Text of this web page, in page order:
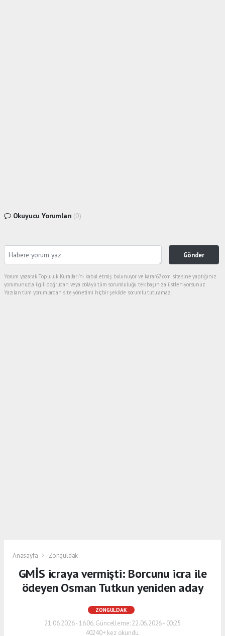
Okuyucu Yorumları (0)
Gönder
Yorum yazarak Topluluk Kuralları’nı kabul etmiş bulunuyor ve karar67.com sitesine yaptığınız
yorumunuzla ilgili doğrudan veya dolaylı tüm sorumluluğu tek başınıza üstleniyorsunuz.
Yazılan tüm yorumlardan site yönetimi hiçbir şekilde sorumlu tutulamaz.
Anasayfa Zonguldak
GMİS icraya vermişti: Borcunu icra ile
ödeyen Osman Tutkun yeniden aday
ZONGULDAK
21.06.2026 - 16:06, Güncelleme: 22.06.2026 - 00:25
40240+ kez okundu.